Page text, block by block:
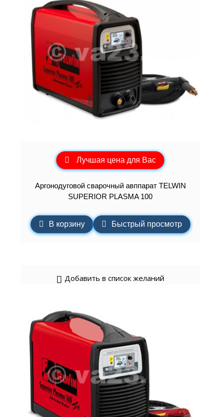
Лучшая цена для Вас
Аргонодуговой сварочный авппарат TELWIN
SUPERIOR PLASMA 100
В корзину Быстрый просмотр
Добавить в список желаний